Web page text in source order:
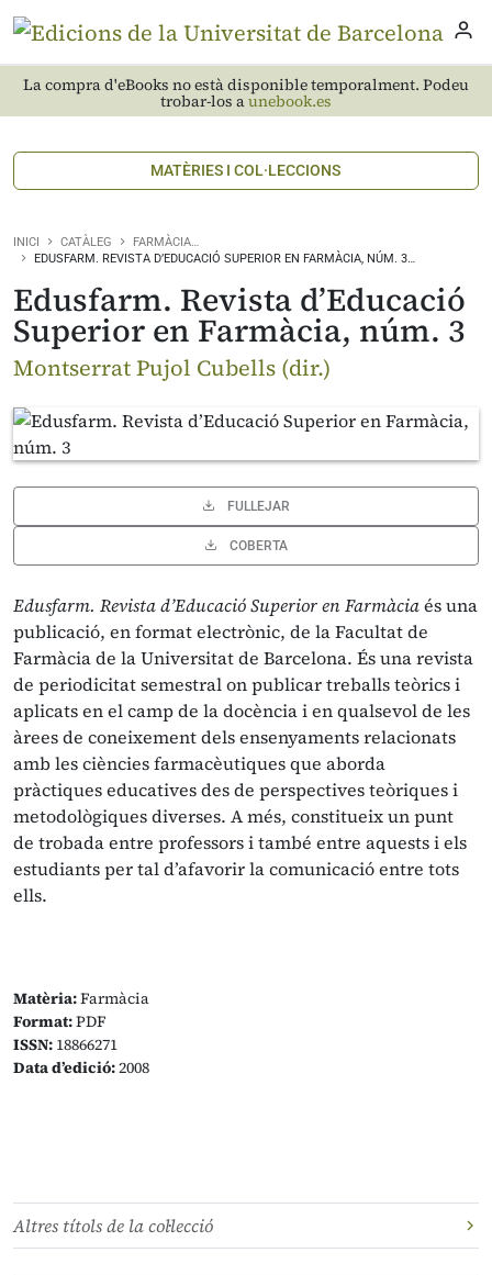
La compra d'eBooks no està disponible temporalment. Podeu
trobar-los aunebook.es
MATÈRIES I COL·LECCIONS
INICI CATÀLEG
FARMÀCIA…
EDUSFARM. REVISTA D’EDUCACIÓ SUPERIOR EN FARMÀCIA, NÚM. 3…
Edusfarm. Revista d’Educació
Superior en Farmàcia, núm. 3
Montserrat Pujol Cubells (dir.)
FULLEJAR
COBERTA
Edusfarm. Revista d’Educació Superior en Farmàciaés una
publicació, en format electrònic, de la Facultat de
Farmàcia de la Universitat de Barcelona. És una revista
de periodicitat semestral on publicar treballs teòrics i
aplicats en el camp de la docència i en qualsevol de les
àrees de coneixement dels ensenyaments relacionats
amb les ciències farmacèutiques que aborda
pràctiques educatives des de perspectives teòriques i
metodològiques diverses. A més, constitueix un punt
de trobada entre professors i també entre aquests i els
estudiants per tal d’afavorir la comunicació entre tots
ells.
Matèria:Farmàcia
Format:PDF
ISSN: 18866271
Data d’edició:2008
Altres títols de la col·lecció